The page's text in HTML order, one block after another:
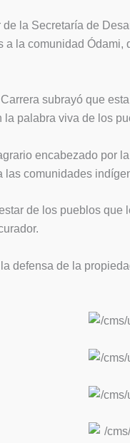
la Secretaría de
la comunidad
subrayó que
palabra viva de los
encabezado por
comunidades
de los pueblos
defensa de la